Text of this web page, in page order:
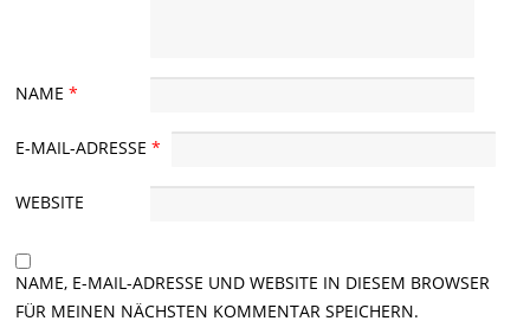
NAME*
E-MAIL-ADRESSE*
WEBSITE
NAME, E-MAIL-ADRESSE UND WEBSITE IN DIESEM BROWSER
FÜR MEINEN NÄCHSTEN KOMMENTAR SPEICHERN.